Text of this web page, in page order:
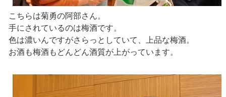
こちらは菊勇の阿部さん。
手にされているのは梅酒です。
色は濃いんですがさらっとしていて、上品な梅酒。
お酒も梅酒もどんどん酒質が上がっています。